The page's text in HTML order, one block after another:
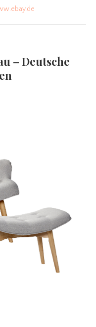
– Deutsche